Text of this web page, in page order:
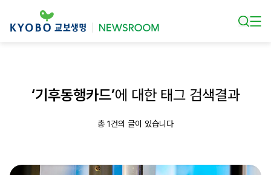
‘기후동행카드’에 대한 태그 검색결과
총 1건의 글이 있습니다